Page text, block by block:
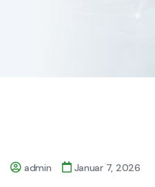
admin Januar 7, 2026